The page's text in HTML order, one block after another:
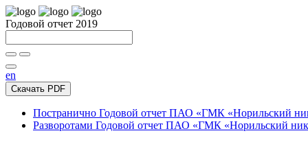
Годовой отчет 2019
en
Скачать PDF
Постранично Годовой отчет ПАО «ГМК «Норильский
Разворотами Годовой отчет ПАО «ГМК «Норильский